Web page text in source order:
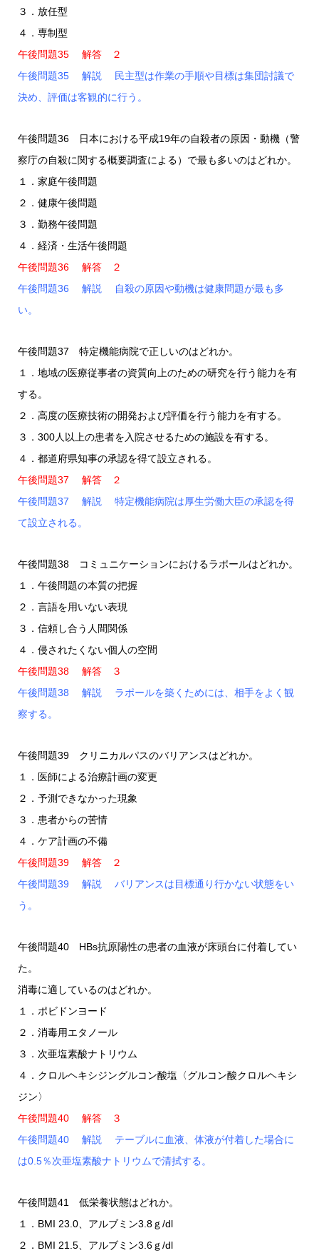
３．放任型
４．専制型
午後問題35 解答 ２
午後問題35 解説 民主型は作業の手順や目標は集団討議で
決め、評価は客観的に行う。
午後問題36 日本における平成19年の自殺者の原因・動機（警
察庁の自殺に関する概要調査による）で最も多いのはどれか。
１．家庭午後問題
２．健康午後問題
３．勤務午後問題
４．経済・生活午後問題
午後問題36 解答 ２
午後問題36 解説 自殺の原因や動機は健康問題が最も多
い。
午後問題37 特定機能病院で正しいのはどれか。
１．地域の医療従事者の資質向上のための研究を行う能力を有
する。
２．高度の医療技術の開発および評価を行う能力を有する。
３．300人以上の患者を入院させるための施設を有する。
４．都道府県知事の承認を得て設立される。
午後問題37 解答 ２
午後問題37 解説 特定機能病院は厚生労働大臣の承認を得
て設立される。
午後問題38 コミュニケーションにおけるラポールはどれか。
１．午後問題の本質の把握
２．言語を用いない表現
３．信頼し合う人間関係
４．侵されたくない個人の空間
午後問題38 解答 ３
午後問題38 解説 ラポールを築くためには、相手をよく観
察する。
午後問題39 クリニカルパスのバリアンスはどれか。
１．医師による治療計画の変更
２．予測できなかった現象
３．患者からの苦情
４．ケア計画の不備
午後問題39 解答 ２
午後問題39 解説 バリアンスは目標通り行かない状態をい
う。
午後問題40 HBs抗原陽性の患者の血液が床頭台に付着してい
た。
消毒に適しているのはどれか。
１．ポビドンヨード
２．消毒用エタノール
３．次亜塩素酸ナトリウム
４．クロルヘキシジングルコン酸塩〈グルコン酸クロルヘキシ
ジン〉
午後問題40 解答 ３
午後問題40 解説 テーブルに血液、体液が付着した場合に
は0.5％次亜塩素酸ナトリウムで清拭する。
午後問題41 低栄養状態はどれか。
１．BMI 23.0、アルブミン3.8ｇ/dl
２．BMI 21.5、アルブミン3.6ｇ/dl